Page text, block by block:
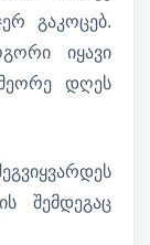
გაკოცებ.
იყავი
დღეს
შემდეგაც